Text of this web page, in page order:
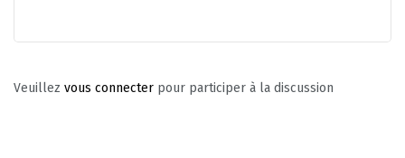
Veuillez vous connecter pour participer à la discussion